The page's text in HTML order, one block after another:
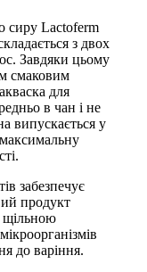
сиру Lactoferm
з двох
Завдяки цьому
смаковим
для
в чан і не
випускається у
забезпечує
продукт
щільною
до варіння.